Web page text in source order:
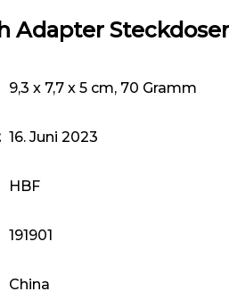
Adapter
9,3 x 7,7 x 5 cm, 70 Gramm
16. Juni 2023
HBF
191901
China